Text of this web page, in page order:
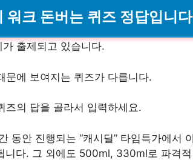
워크 돈버는 퀴즈 정답입니
출제되고 있습니다.
문에 보여지는 퀴즈가 다릅니다.
즈의 답을 골라서 입력하세요.
동안 진행되는 “캐시딜” 타임특가에서
다. 그 외에도 500ml, 330ml로 파격